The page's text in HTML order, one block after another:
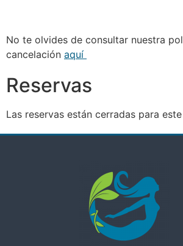
No te olvides de consultar nuestra
cancelación aquí
Reservas
Las reservas están cerradas para